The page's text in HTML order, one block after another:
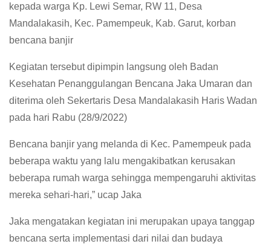
kepada warga Kp. Lewi Semar, RW 11, Desa
Mandalakasih, Kec. Pamempeuk, Kab. Garut, korban
bencana banjir
Kegiatan tersebut dipimpin langsung oleh Badan
Kesehatan Penanggulangan Bencana Jaka Umaran dan
diterima oleh Sekertaris Desa Mandalakasih Haris Wadan
pada hari Rabu (28/9/2022)
Bencana banjir yang melanda di Kec. Pamempeuk pada
beberapa waktu yang lalu mengakibatkan kerusakan
beberapa rumah warga sehingga mempengaruhi aktivitas
mereka sehari-hari,” ucap Jaka
Jaka mengatakan kegiatan ini merupakan upaya tanggap
bencana serta implementasi dari nilai dan budaya